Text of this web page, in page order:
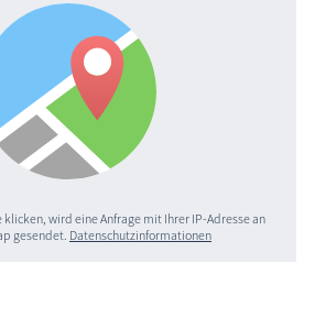
klicken, wird eine Anfrage mit Ihrer IP-Adresse an
gesendet. Datenschutzinformationen